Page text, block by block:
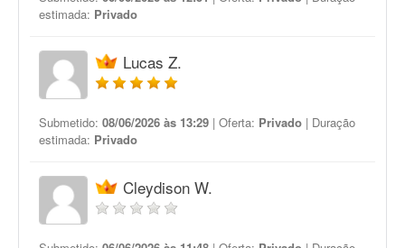
estimada: Privado
Lucas Z.
Submetido: 08/06/2026 às 13:29 | Oferta: Privado | Duração
estimada: Privado
Cleydison W.